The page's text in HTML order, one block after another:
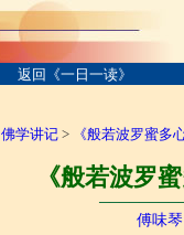
返回《一日一读》
佛学讲记 > 《般若波罗蜜多
《般若波罗
傅味琴